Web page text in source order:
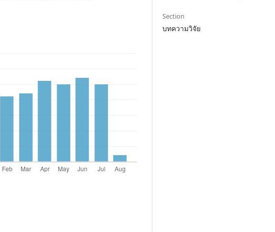
Section
บทความวิจัย